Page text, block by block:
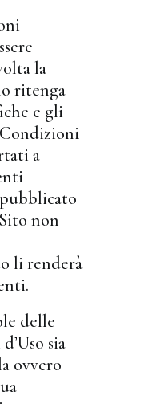
la
ritenga
e gli
a
non
li renderà
delle
sia
ovvero